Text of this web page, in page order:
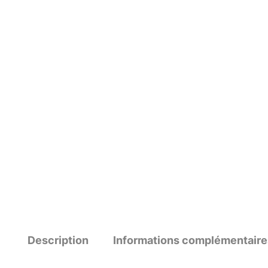
Description Informations